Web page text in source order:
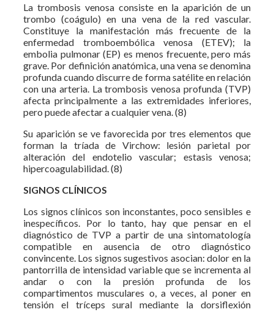
La trombosis venosa consiste en la aparición de un
trombo (coágulo) en una vena de la red vascular.
Constituye la manifestación más frecuente de la
enfermedad tromboembólica venosa (ETEV); la
embolia pulmonar (EP) es menos frecuente, pero más
grave. Por definición anatómica, una vena se denomina
profunda cuando discurre de forma satélite en relación
con una arteria. La trombosis venosa profunda (TVP)
afecta principalmente a las extremidades inferiores,
pero puede afectar a cualquier vena. (8)
Su aparición se ve favorecida por tres elementos que
forman la tríada de Virchow: lesión parietal por
alteración del endotelio vascular; estasis venosa;
hipercoagulabilidad. (8)
SIGNOS CLÍNICOS
Los signos clínicos son inconstantes, poco sensibles e
inespecíficos. Por lo tanto, hay que pensar en el
diagnóstico de TVP a partir de una sintomatología
compatible en ausencia de otro diagnóstico
convincente. Los signos sugestivos asocian: dolor en la
pantorrilla de intensidad variable que se incrementa al
andar o con la presión profunda de los
compartimentos musculares o, a veces, al poner en
tensión el tríceps sural mediante la dorsiflexión